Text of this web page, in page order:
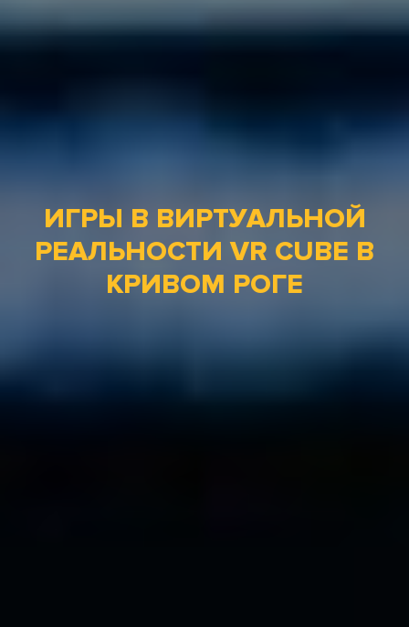
ИГРЫ В ВИРТУАЛЬНОЙ
РЕАЛЬНОСТИ VR CUBE В
КРИВОМ РОГЕ